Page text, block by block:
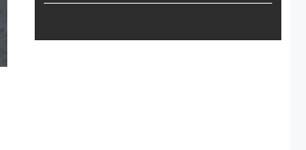
मुहूर्त, राहुकाल का सही